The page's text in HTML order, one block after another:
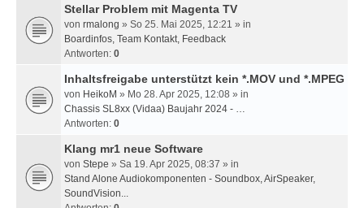
Stellar Problem mit Magenta TV
von rmalong » So 25. Mai 2025, 12:21 » in
Boardinfos, Team Kontakt, Feedback
Antworten: 0
Inhaltsfreigabe unterstützt kein *.MOV und *.MPEG
von HeikoM » Mo 28. Apr 2025, 12:08 » in
Chassis SL8xx (Vidaa) Baujahr 2024 - …
Antworten: 0
Klang mr1 neue Software
von Stepe » Sa 19. Apr 2025, 08:37 » in
Stand Alone Audiokomponenten - Soundbox, AirSpeaker,
SoundVision...